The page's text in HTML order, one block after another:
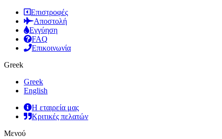
Επιστροφές
Αποστολή
Εγγύηση
FAQ
Επικοινωνία
Greek
Greek
English
Η εταιρεία μας
Κριτικές πελατών
Μενού